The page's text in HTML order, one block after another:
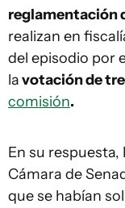
reglamentación
realizan en
del episodio por
lavotación de
comisión.
En su
Cámara de
que se habían